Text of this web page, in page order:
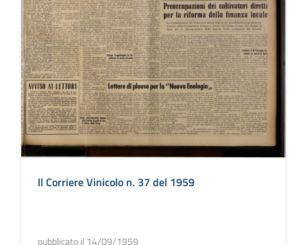
Il Corriere Vinicolo n. 37 del 1959
pubblicato il 14/09/1959